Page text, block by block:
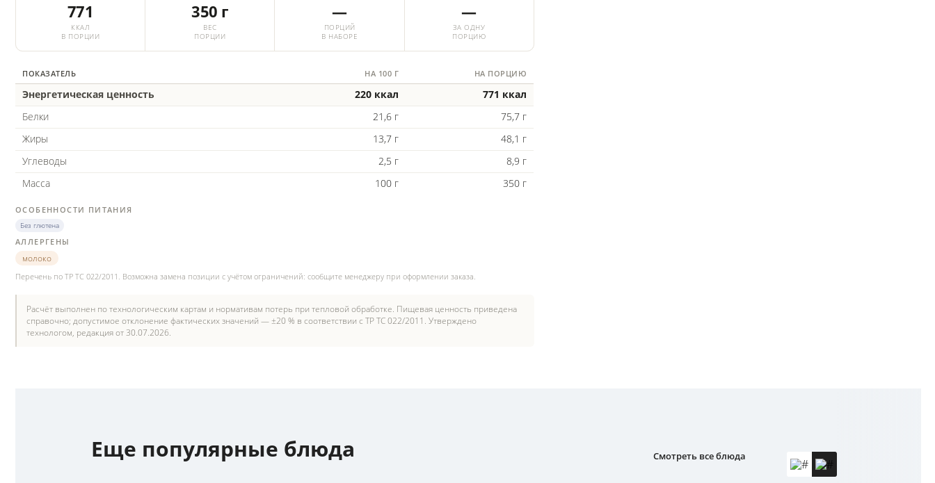
771
ККАЛ
В ПОРЦИИ
350 г
ВЕС
ПОРЦИИ
—
ПОРЦИЙ
В НАБОРЕ
—
ЗА ОДНУ
ПОРЦИЮ
ПОКАЗАТЕЛЬ НА 100 Г НА ПОРЦИЮ
Энергетическая ценность 220 ккал
771 ккал
Белки
21,6 г
75,7 г
Жиры
13,7 г
48,1 г
Углеводы
2,5 г
8,9 г
Масса
100 г 350 г
ОСОБЕННОСТИ ПИТАНИЯ
Без глютена
АЛЛЕРГЕНЫ
молоко
Перечень по ТР ТС 022/2011. Возможна замена позиции с учётом ограничений: сообщите менеджеру при оформлении заказа.
Расчёт выполнен по технологическим картам и нормативам потерь при тепловой обработке. Пищевая ценность приведена
справочно; допустимое отклонение фактических значений — ±20 % в соответствии с ТР ТС 022/2011. Утверждено
технологом, редакция от 30.07.2026.
Еще популярные блюда Смотреть все блюда